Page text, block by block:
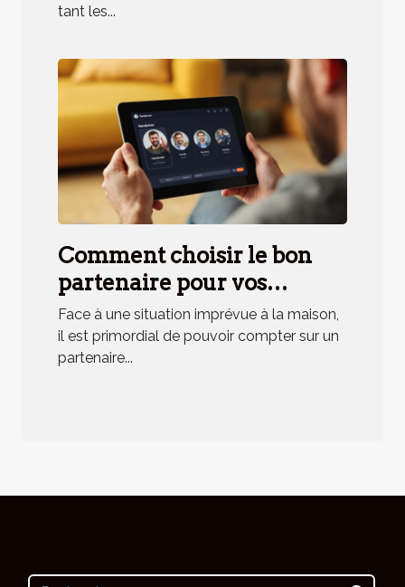
tant les...
Comment choisir le bon
partenaire pour vos
urgences domestiques ?
Face à une situation imprévue à la maison,
il est primordial de pouvoir compter sur un
partenaire...